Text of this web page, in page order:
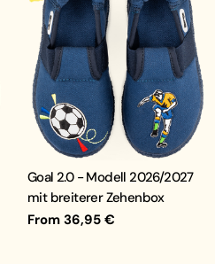
Goal 2.0 - Modell 2026/2027
mit breiterer Zehenbox
Regular
From 36,95 €